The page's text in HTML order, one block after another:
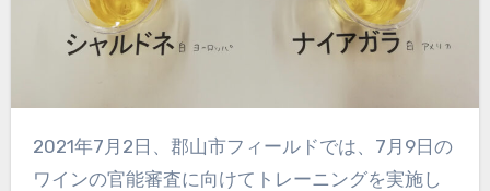
2021年7月2日、郡山市フィールドでは、7月9日の
ワインの官能審査に向けてトレーニングを実施し